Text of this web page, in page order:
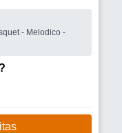
- Melodico -